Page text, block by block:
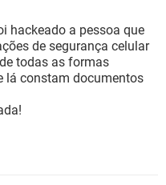
EXCEL
hackeado a pessoa que
de segurança celular
todas as formas
lá constam documentos